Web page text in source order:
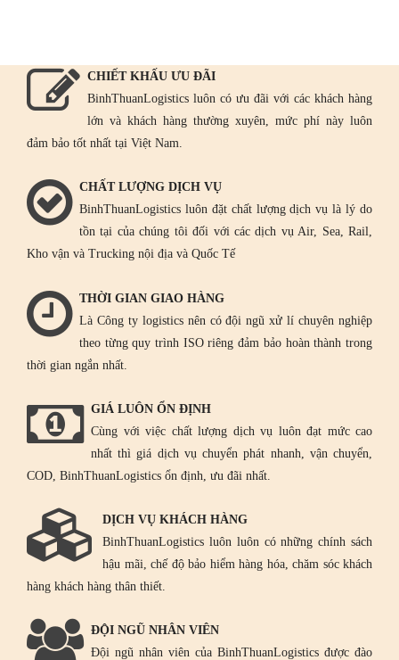
CHIẾT KHẤU ƯU ĐÃI
BinhThuanLogistics luôn có ưu đãi với các khách hàng
lớn và khách hàng thường xuyên, mức phí này luôn
đảm bảo tốt nhất tại Việt Nam.
CHẤT LƯỢNG DỊCH VỤ
BinhThuanLogistics luôn đặt chất lượng dịch vụ là lý do
tồn tại của chúng tôi đối với các dịch vụ Air, Sea, Rail,
Kho vận và Trucking nội địa và Quốc Tế
THỜI GIAN GIAO HÀNG
Là Công ty logistics nên có đội ngũ xử lí chuyên nghiệp
theo từng quy trình ISO riêng đảm bảo hoàn thành trong
thời gian ngắn nhất.
GIÁ LUÔN ỔN ĐỊNH
Cùng với việc chất lượng dịch vụ luôn đạt mức cao
nhất thì giá dịch vụ chuyển phát nhanh, vận chuyển,
COD, BinhThuanLogistics ổn định, ưu đãi nhất.
DỊCH VỤ KHÁCH HÀNG
BinhThuanLogistics luôn luôn có những chính sách
hậu mãi, chế độ bảo hiểm hàng hóa, chăm sóc khách
hàng khách hàng thân thiết.
ĐỘI NGŨ NHÂN VIÊN
Đội ngũ nhân viên của BinhThuanLogistics được đào